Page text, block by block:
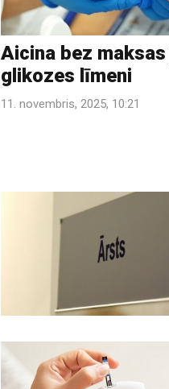
Aicina bez
glikozes līmeni
11. novembris, 2025, 10:21